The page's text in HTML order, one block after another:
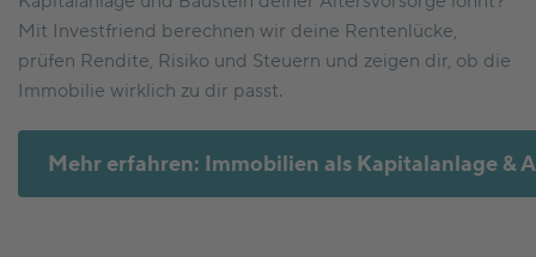
Mit Investfriend berechnen wir deine Rentenlücke,
prüfen Rendite, Risiko und Steuern und zeigen dir, ob die
Immobilie wirklich zu dir passt.
Mehr erfahren: Immobilien als Kapitalanlage &